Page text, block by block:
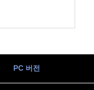
PC 버전